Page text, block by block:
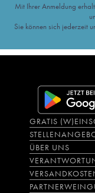
Mit Ihrer Anmeldung
Sie können sich jederzeit
GRATIS
ÜBER UNS